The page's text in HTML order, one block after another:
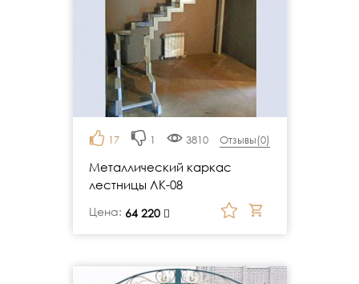
17 1 3810 Отзывы(0)
Металлический каркас
лестницы ЛК-08
Цена: 64 220
руб.